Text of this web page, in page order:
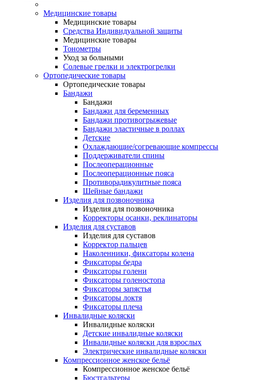
Медицинские товары
Медицинские товары
Средства Индивидуальной защиты
Медицинские товары
Тонометры
Уход за больными
Солевые грелки и электрогрелки
Ортопедические товары
Ортопедические товары
Бандажи
Бандажи
Бандажи для беременных
Бандажи противогрыжевые
Бандажи эластичные в роллах
Детские
Охлаждающие/согревающие компрессы
Поддерживатели спины
Послеоперационные
Послеоперационные пояса
Противорадикулитные пояса
Шейные бандажи
Изделия для позвоночника
Изделия для позвоночника
Корректоры осанки, реклинаторы
Изделия для суставов
Изделия для суставов
Корректор пальцев
Наколенники, фиксаторы колена
Фиксаторы бедра
Фиксаторы голени
Фиксаторы голеностопа
Фиксаторы запястья
Фиксаторы локтя
Фиксаторы плеча
Инвалидные коляски
Инвалидные коляски
Детские инвалидные коляски
Инвалидные коляски для взрослых
Электрические инвалидные коляски
Компрессионное женское бельё
Компрессионное женское бельё
Бюстгальтеры